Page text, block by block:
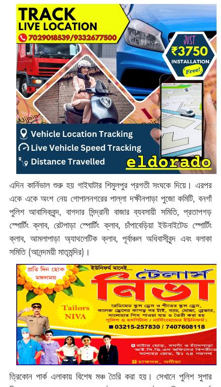
এদিন কার্নিভাল শুরু হয় গাইঘাটার শিমুলপুর প্রগতী সংঘকে দিয়ে। এরপর
একে একে অংশ নেয় গোপালনগরের পাল্লা দক্ষীনপাড়া পুজো কমিটি, বনগাঁ
পুলিশ আবাসিকবৃন্দ, বাগদার সিন্দ্রানী বাজার ব্যবসায়ী সমিতি, প্রতাপগড়
স্পোর্টিং ক্লাব, রেটপাড়া স্পোর্টিং ক্লাব, চাঁপাবেড়িয়া ইউনাইটেড স্পোর্টিং
ক্লাব, আমলাপাড়া অ্যাথলেটিক ক্লাব, পূর্বাঞ্চল অধিবাসীবৃন্দ এবং বলাকা
সমিতি (‌আনন্দময়ী মাতৃমন্দির)‌।
ত্রিকোন পার্ক এলাকায় বিশেষ মঞ্চ তৈরি করা হয়। সেখানে পুলিশ সুপার